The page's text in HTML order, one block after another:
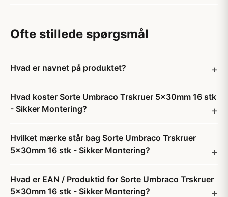
Ofte stillede spørgsmål
Hvad er navnet på produktet?
Hvad koster Sorte Umbraco Trskruer 5x30mm 16 stk
- Sikker Montering?
Hvilket mærke står bag Sorte Umbraco Trskruer
5x30mm 16 stk - Sikker Montering?
Hvad er EAN / Produktid for Sorte Umbraco Trskruer
5x30mm 16 stk - Sikker Montering?